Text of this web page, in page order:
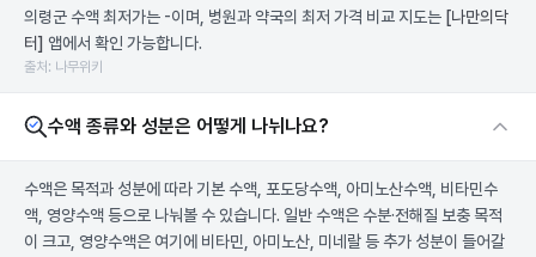
의령군 수액 최저가는 -이며, 병원과 약국의 최저 가격 비교 지도는 [나만의닥
터] 앱에서 확인 가능합니다.
출처: 나무위키
수액 종류와 성분은 어떻게 나뉘나요?
수액은 목적과 성분에 따라 기본 수액, 포도당수액, 아미노산수액, 비타민수
액, 영양수액 등으로 나눠볼 수 있습니다. 일반 수액은 수분·전해질 보충 목적
이 크고, 영양수액은 여기에 비타민, 아미노산, 미네랄 등 추가 성분이 들어갈